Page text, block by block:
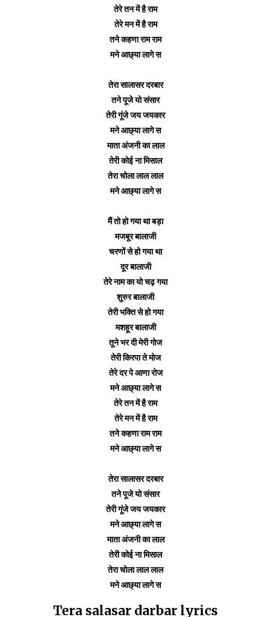
तेरे तन में है राम
तेरे मन में है राम
तने कहणा राम राम
मने आछ्या लागे स
तेरा सालासर दरबार
तने पूजे यो संसार
तेरी गूंजे जय जयकार
मने आछ्या लागे स
माता अंजनी का लाल
तेरी कोई ना मिसाल
तेरा चोला लाल लाल
मने आछ्या लागे स
मैं तो हो गया था बड़ा
मजबूर बालाजी
चरणों से हो गया था
दूर बालाजी
तेरे नाम का यो चढ़ गया
शुरुर बालाजी
तेरी भक्ति से हो गया
मशहूर बालाजी
तूने भर दी मेरी गोज
तेरी किरपा ते मोज
तेरे दर पे आणा रोज
मने आछ्या लागे स
तेरे तन में है राम
तेरे मन में है राम
तने कहणा राम राम
मने आछ्या लागे स
तेरा सालासर दरबार
तने पूजे यो संसार
तेरी गूंजे जय जयकार
मने आछ्या लागे स
माता अंजनी का लाल
तेरी कोई ना मिसाल
तेरा चोला लाल लाल
मने आछ्या लागे स
Tera salasar darbar lyrics